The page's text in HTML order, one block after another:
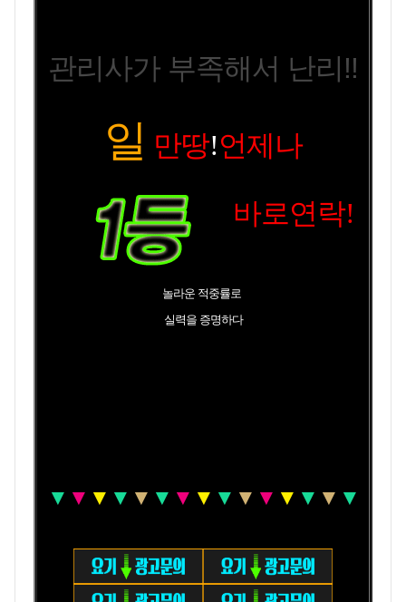
관리사가 부족해서 난리!!
일 만땅!언제나
바로연락!
놀라운 적중률로
실력을 증명하다
▼ ▼ ▼ ▼ ▼ ▼ ▼ ▼ ▼ ▼ ▼ ▼ ▼ ▼ ▼